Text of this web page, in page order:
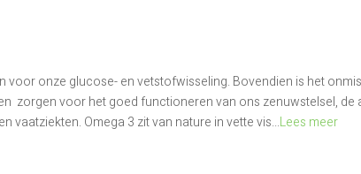
voor onze glucose- en vetstofwisseling. Bovendien is het
zorgen voor het goed functioneren van ons zenuwstelsel, de
vaatziekten. Omega 3 zit van nature in vette vis...Lees meer